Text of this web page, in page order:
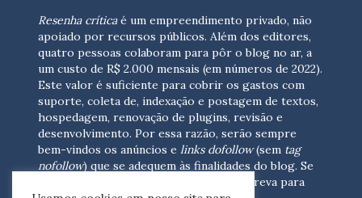
Resenha críticaé um empreendimento privado, não
apoiado por recursos públicos. Além dos editores,
quatro pessoas colaboram para pôr o blog no ar, a
um custo de R$ 2.000 mensais (em números de 2022).
Este valor é suficiente para cobrir os gastos com
suporte, coleta de, indexação e postagem de textos,
hospedagem, renovação de plugins, revisão e
desenvolvimento. Por essa razão, serão sempre
bem-vindos os anúncios e links dofollow(sem tag
nofollow) que se adequem às finalidades do blog. Se
escreva para